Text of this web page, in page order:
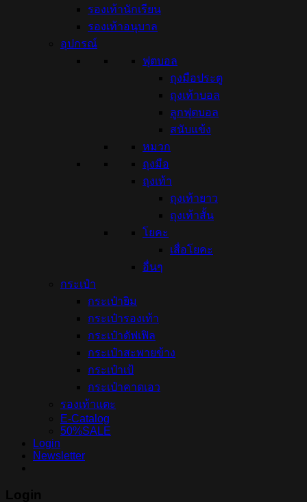
รองเท้านักเรียน
รองเท้าอนุบาล
อุปกรณ์
ฟุตบอล
ถุงมือประตู
ถุงเท้าบอล
ลูกฟุตบอล
สนับแข้ง
หมวก
ถุงมือ
ถุงเท้า
ถุงเท้ายาว
ถุงเท้าสั้น
โยคะ
เสื่อโยคะ
อื่นๆ
กระเป๋า
กระเป๋ายิม
กระเป๋ารองเท้า
กระเป๋าดัฟเฟิล
กระเป๋าสะพายข้าง
กระเป๋าเป้
กระเป๋าคาดเอว
รองเท้าแตะ
E-Catalog
50%SALE
Login
Newsletter